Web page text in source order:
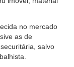
no mercado
as de
salvo